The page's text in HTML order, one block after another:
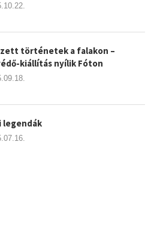
történetek a falakon –
kiállítás nyílik Fóton
legendák